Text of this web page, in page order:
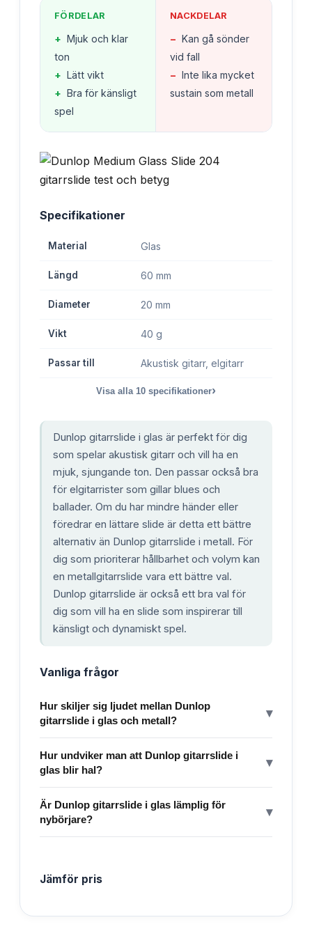
FÖRDELAR
+ Mjuk och klar
ton
+ Lätt vikt
+ Bra för känsligt
spel
NACKDELAR
− Kan gå sönder
vid fall
− Inte lika mycket
sustain som metall
Specifikationer
Material Glas
Längd 60 mm
Diameter 20 mm
Vikt 40 g
Passar till Akustisk gitarr, elgitarr
Visa alla 10 specifikationer›
Dunlop gitarrslide i glas är perfekt för dig
som spelar akustisk gitarr och vill ha en
mjuk, sjungande ton. Den passar också bra
för elgitarrister som gillar blues och
ballader. Om du har mindre händer eller
föredrar en lättare slide är detta ett bättre
alternativ än Dunlop gitarrslide i metall. För
dig som prioriterar hållbarhet och volym kan
en metallgitarrslide vara ett bättre val.
Dunlop gitarrslide är också ett bra val för
dig som vill ha en slide som inspirerar till
känsligt och dynamiskt spel.
Vanliga frågor
Hur skiljer sig ljudet mellan Dunlop
gitarrslide i glas och metall?
▾
Hur undviker man att Dunlop gitarrslide i
glas blir hal?
▾
Är Dunlop gitarrslide i glas lämplig för
nybörjare?
▾
Jämför pris